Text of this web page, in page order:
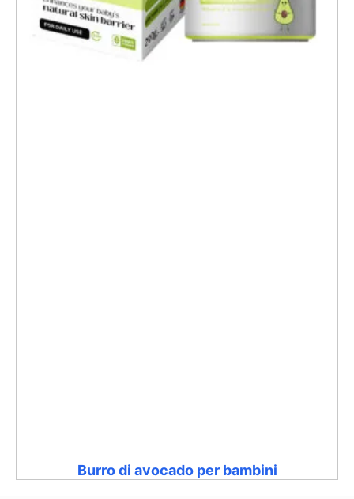
Burro di avocado per bambini